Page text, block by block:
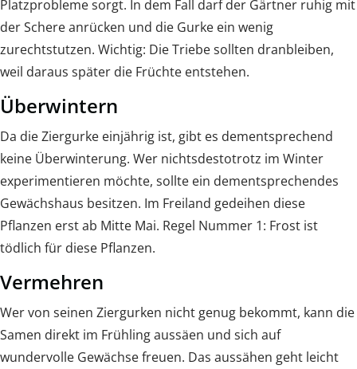
Platzprobleme sorgt. In dem Fall darf der Gärtner ruhig mit
der Schere anrücken und die Gurke ein wenig
zurechtstutzen. Wichtig: Die Triebe sollten dranbleiben,
weil daraus später die Früchte entstehen.
Überwintern
Da die Ziergurke einjährig ist, gibt es dementsprechend
keine Überwinterung. Wer nichtsdestotrotz im Winter
experimentieren möchte, sollte ein dementsprechendes
Gewächshaus besitzen. Im Freiland gedeihen diese
Pflanzen erst ab Mitte Mai. Regel Nummer 1: Frost ist
tödlich für diese Pflanzen.
Vermehren
Wer von seinen Ziergurken nicht genug bekommt, kann die
Samen direkt im Frühling aussäen und sich auf
wundervolle Gewächse freuen. Das aussähen geht leicht